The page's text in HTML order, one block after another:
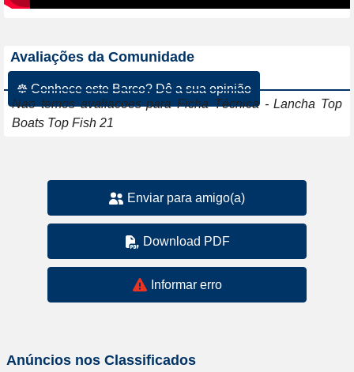
Avaliações da Comunidade
☸ Conhece este Barco? Dê a sua opinião
Nao temos avaliacoes para Ficha Técnica - Lancha Top
Boats Top Fish 21
Enviar para amigo(a)
Download PDF
Informar erro
Anúncios nos Classificados